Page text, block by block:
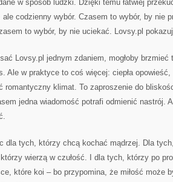
w sposób ludzki. Dzięki temu łatwiej
codzienny wybór. Czasem to wybór, by nie
to wybór, by nie uciekać. Lovsy.pl
Lovsy.pl jednym zdaniem, mogłoby
Ale w praktyce to coś więcej: ciepła
romantyczny klimat. To zaproszenie do
jedna wiadomość potrafi odmienić nastrój.
dla tych, którzy chcą kochać mądrzej. Dla
wierzą w czułość. I dla tych, którzy po
które koi – bo przypomina, że miłość może